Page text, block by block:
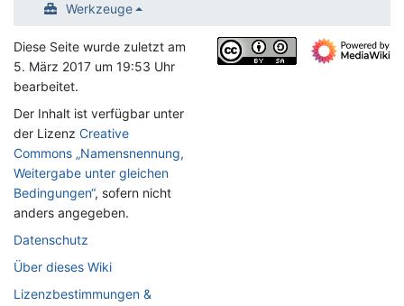
Werkzeuge
Diese Seite wurde zuletzt am
5. März 2017 um 19:53 Uhr
bearbeitet.
Der Inhalt ist verfügbar unter
der Lizenz Creative
Commons „Namensnennung,
Weitergabe unter gleichen
Bedingungen“, sofern nicht
anders angegeben.
Datenschutz
Über dieses Wiki
Lizenzbestimmungen &